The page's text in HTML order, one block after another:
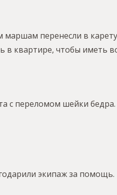
маршам перенесли в
квартире, чтобы иметь
с переломом шейки
экипаж за помощь.